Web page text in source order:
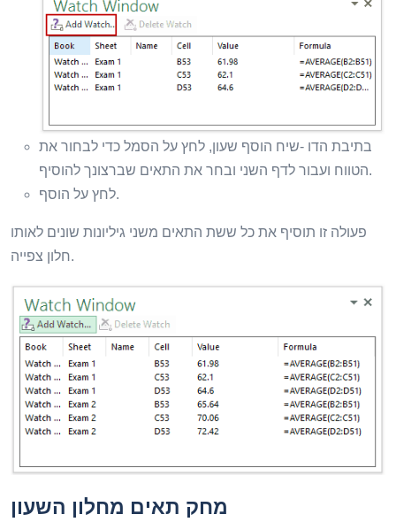
בתיבת הדו -שיח הוסף שעון, לחץ על הסמל כדי לבחור את
הטווח ועבור לדף השני ובחר את התאים שברצונך להוסיף.
לחץ על הוסף.
פעולה זו תוסיף את כל ששת התאים משני גיליונות שונים לאותו
חלון צפייה.
מחק תאים מחלון השעון